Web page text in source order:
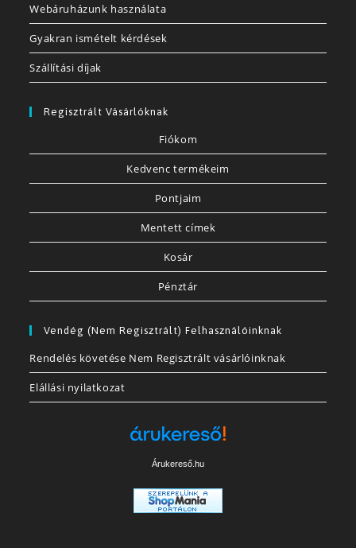
Webáruházunk használata
Gyakran ismételt kérdések
Szállítási díjak
Regisztrált Vásárlóknak
Fiókom
Kedvenc termékeim
Pontjaim
Mentett címek
Kosár
Pénztár
Vendég (nem Regisztrált) Felhasználóinknak
Rendelés követése Nem Regisztrált vásárlóinknak
Elállási nyilatkozat
Árukereső.hu